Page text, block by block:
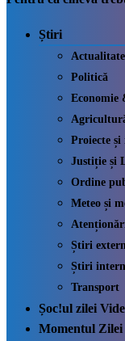
Știri
Actualitate
Politică
Economie
Proiecte
Justiție și
Ordine
Meteo și
Știri
Știri
Transport
Șoc!ul zilei
Momentul Zilei